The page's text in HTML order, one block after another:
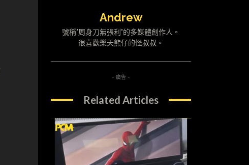
Andrew
號稱"周身刀無張利"的多媒體創作人。
很喜歡樂天熊仔的怪叔叔。
- 廣告 -
Related Articles